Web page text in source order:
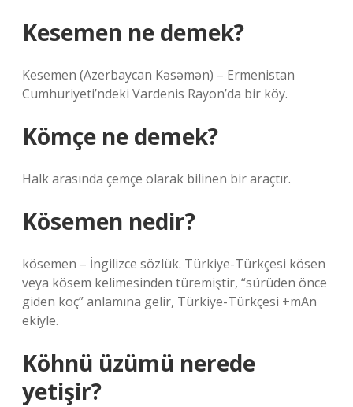
Kesemen ne demek?
Kesemen (Azerbaycan Kəsəmən) – Ermenistan
Cumhuriyeti’ndeki Vardenis Rayon’da bir köy.
Kömçe ne demek?
Halk arasında çemçe olarak bilinen bir araçtır.
Kösemen nedir?
kösemen – İngilizce sözlük. Türkiye-Türkçesi kösen
veya kösem kelimesinden türemiştir, “sürüden önce
giden koç” anlamına gelir, Türkiye-Türkçesi +mAn
ekiyle.
Köhnü üzümü nerede
yetişir?